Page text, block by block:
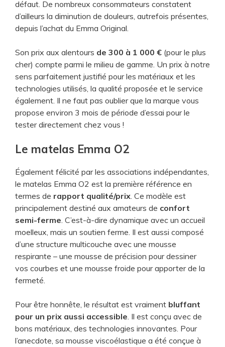
défaut. De nombreux consommateurs constatent
d’ailleurs la diminution de douleurs, autrefois présentes,
depuis l’achat du Emma Original.
Son prix aux alentours de 300 à 1 000 € (pour le plus
cher) compte parmi le milieu de gamme. Un prix à notre
sens parfaitement justifié pour les matériaux et les
technologies utilisés, la qualité proposée et le service
également. Il ne faut pas oublier que la marque vous
propose environ 3 mois de période d’essai pour le
tester directement chez vous !
Le matelas Emma O2
Également félicité par les associations indépendantes,
le matelas Emma O2 est la première référence en
termes de rapport qualité/prix. Ce modèle est
principalement destiné aux amateurs de confort
semi-ferme. C’est-à-dire dynamique avec un accueil
moelleux, mais un soutien ferme. Il est aussi composé
d’une structure multicouche avec une mousse
respirante – une mousse de précision pour dessiner
vos courbes et une mousse froide pour apporter de la
fermeté.
Pour être honnête, le résultat est vraiment bluffant
pour un prix aussi accessible. Il est conçu avec de
bons matériaux, des technologies innovantes. Pour
l’anecdote, sa mousse viscoélastique a été conçue à